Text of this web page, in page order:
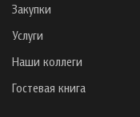
Закупки
Услуги
Наши коллеги
Гостевая книга